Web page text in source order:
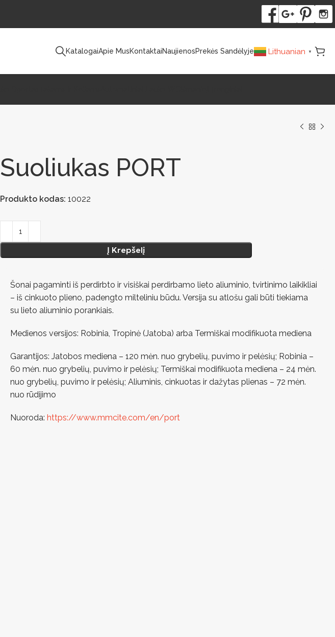
KatalogaiApie MusKontaktaiNaujienosPrekės Sandėlyje Lithuanian ▼
Suoliukas PORT
Produkto kodas: 10022
Į Krepšelį
Šonai pagaminti iš perdirbto ir visiškai perdirbamo lieto aliuminio, tvirtinimo laikikliai
– iš cinkuoto plieno, padengto milteliniu būdu. Versija su atlošu gali būti tiekiama
su lieto aliuminio porankiais.
Medienos versijos: Robinia, Tropinė (Jatoba) arba Termiškai modifikuota mediena
Garantijos: Jatobos mediena – 120 mėn. nuo grybelių, puvimo ir pelėsių; Robinia –
60 mėn. nuo grybelių, puvimo ir pelėsių; Termiškai modifikuota mediena – 24 mėn.
nuo grybelių, puvimo ir pelėsių; Aliuminis, cinkuotas ir dažytas plienas – 72 mėn.
nuo rūdijimo
Nuoroda: https://www.mmcite.com/en/port